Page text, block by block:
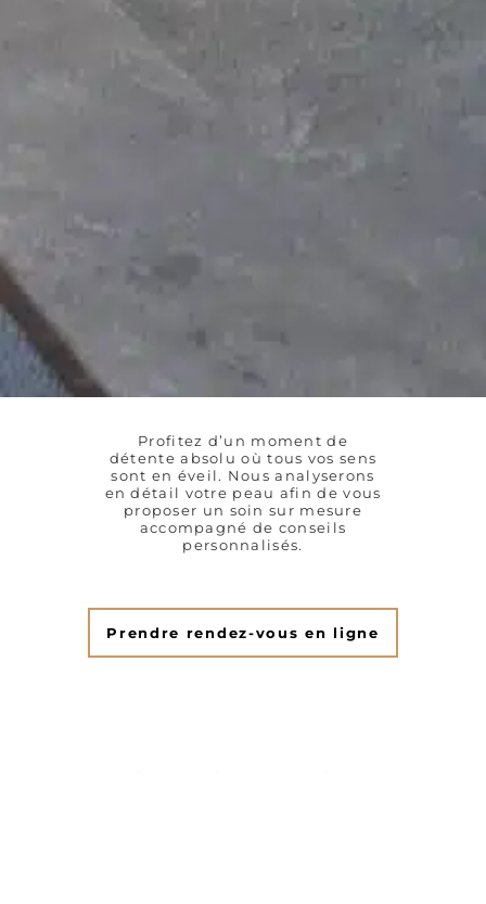
Profitez d’un moment de
détente absolu où tous vos sens
sont en éveil. Nous analyserons
en détail votre peau afin de vous
proposer un soin sur mesure
accompagné de conseils
personnalisés.
Prendre rendez-vous en ligne